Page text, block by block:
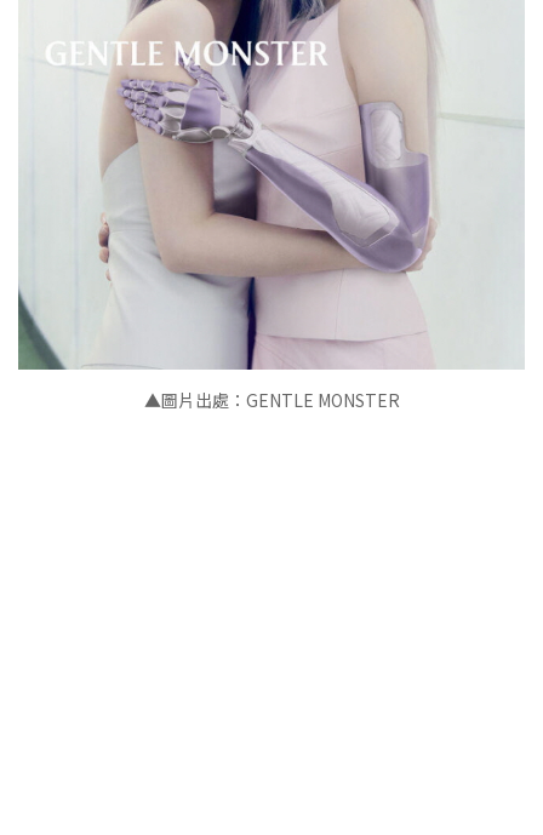
▲圖片出處：GENTLE MONSTER